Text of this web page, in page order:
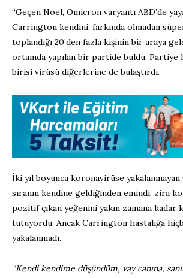
“Geçen Noel, Omicron varyantı ABD’de
Carrington kendini, farkında olmadan süper
toplandığı 20’den fazla kişinin bir araya
ortamda yapılan bir partide buldu. Partiye
birisi virüsü diğerlerine de bulaştırdı.
İki yıl boyunca koronavirüse
sıranın kendine geldiğinden emindi, zira
pozitif çıkan yeğenini yakın zamana kadar
tutuyordu. Ancak Carrington hastalığa
yakalanmadı.
“Kendi kendime düşündüm, vay canına,